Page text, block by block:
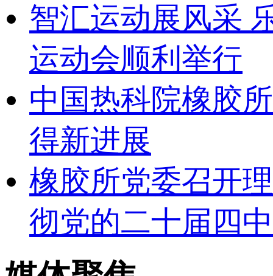
智汇运动展风采
运动会顺利举行
中国热科院橡胶
得新进展
橡胶所党委召开
彻党的二十届四